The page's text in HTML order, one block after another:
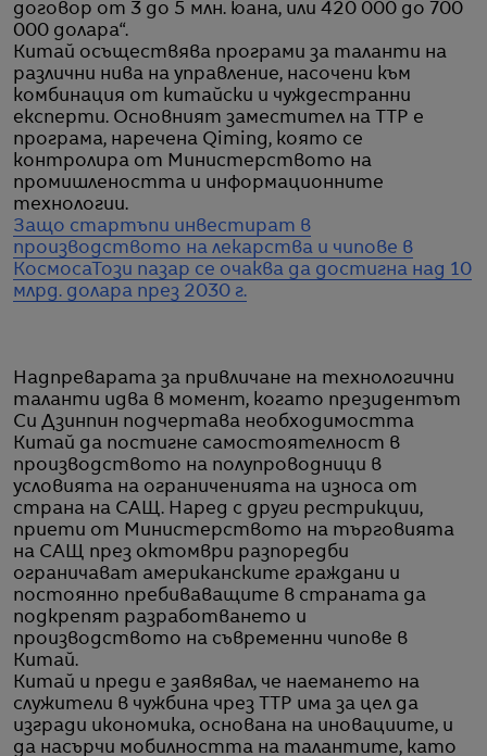
договор от 3 до 5 млн. юана, или 420 000 до 700
000 долара“.
Китай осъществява програми за таланти на
различни нива на управление, насочени към
комбинация от китайски и чуждестранни
експерти. Основният заместител на ТТP е
програма, наречена Qiming, която се
контролира от Министерството на
промишлеността и информационните
технологии.
Защо стартъпи инвестират в
производството на лекарства и чипове в
КосмосаТози пазар се очаква да достигна над 10
млрд. долара през 2030 г.
Надпреварата за привличане на технологични
таланти идва в момент, когато президентът
Си Дзинпин подчертава необходимостта
Китай да постигне самостоятелност в
производството на полупроводници в
условията на ограниченията на износа от
страна на САЩ. Наред с други рестрикции,
приети от Министерството на търговията
на САЩ през октомври разпоредби
ограничават американските граждани и
постоянно пребиваващите в страната да
подкрепят разработването и
производството на съвременни чипове в
Китай.
Китай и преди е заявявал, че наемането на
служители в чужбина чрез ТТP има за цел да
изгради икономика, основана на иновациите, и
да насърчи мобилността на талантите, като